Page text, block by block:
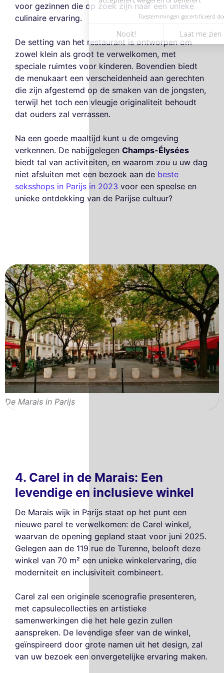
voor gezinnen die op zoek zijn naar een unieke
culinaire ervaring.
De setting van het restaurant is ontworpen om
zowel klein als groot te verwelkomen, met
speciale ruimtes voor kinderen. Bovendien biedt
de menukaart een verscheidenheid aan gerechten
die zijn afgestemd op de smaken van de jongsten,
terwijl het toch een vleugje originaliteit behoudt
dat ouders zal verrassen.
Na een goede maaltijd kunt u de omgeving
verkennen. De nabijgelegen Champs-Élysées
biedt tal van activiteiten, en waarom zou u uw dag
niet afsluiten met een bezoek aan de beste
seksshops in Parijs in 2023 voor een speelse en
unieke ontdekking van de Parijse cultuur?
De Marais in Parijs
4. Carel in de Marais: Een
levendige en inclusieve winkel
De Marais wijk in Parijs staat op het punt een
nieuwe parel te verwelkomen: de Carel winkel,
waarvan de opening gepland staat voor juni 2025.
Gelegen aan de 119 rue de Turenne, belooft deze
winkel van 70 m² een unieke winkelervaring, die
moderniteit en inclusiviteit combineert.
Carel zal een originele scenografie presenteren,
met capsulecollecties en artistieke
samenwerkingen die het hele gezin zullen
aanspreken. De levendige sfeer van de winkel,
geïnspireerd door grote namen uit het design, zal
van uw bezoek een onvergetelijke ervaring maken.